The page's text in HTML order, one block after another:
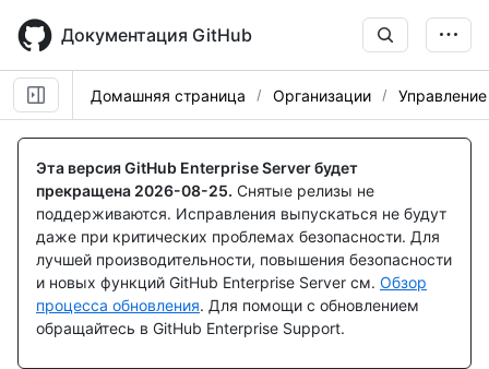
main
content
Документация GitHub
Домашняя страница Организации
Эта версия GitHub Enterprise Server будет
прекращена 2026-08-25. Снятые релизы не
поддерживаются. Исправления выпускаться не будут
даже при критических проблемах безопасности. Для
лучшей производительности, повышения безопасности
и новых функций GitHub Enterprise Server см. Обзор
процесса обновления. Для помощи с обновлением
обращайтесь в GitHub Enterprise Support.